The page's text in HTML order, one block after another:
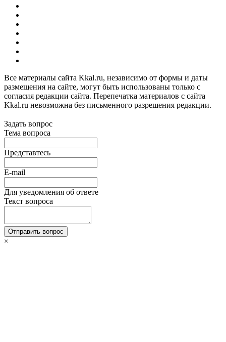
Все материалы сайта Kkal.ru, независимо от формы и даты
размещения на сайте, могут быть использованы только с
согласия редакции сайта. Перепечатка материалов с сайта
Kkal.ru невозможна без письменного разрешения редакции.
Задать вопрос
Тема вопроса
Представтесь
E-mail
Для уведомления об ответе
Текст вопроса
Отправить вопрос
×